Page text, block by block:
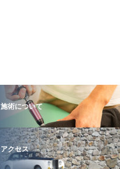
施術について
アクセス